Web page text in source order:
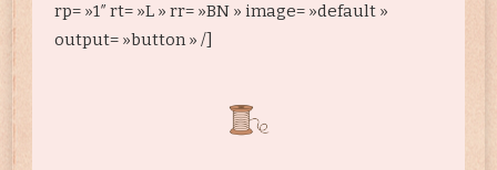
rp= »1″ rt= »L » rr= »BN » image= »default »
output= »button » /]